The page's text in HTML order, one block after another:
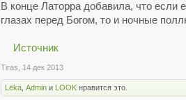
В конце Латорра добавила, что
глазах перед Богом, то и ночные
Источник
Tiras 14 дек 2013
Lёka ,Admin и LOOK нравится это.